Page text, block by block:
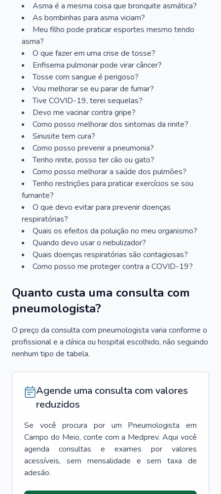
Asma é a mesma coisa que bronquite asmática?
As bombinhas para asma viciam?
Meu filho pode praticar esportes mesmo tendo
asma?
O que fazer em uma crise de tosse?
Enfisema pulmonar pode virar câncer?
Tosse com sangue é perigoso?
Vou melhorar se eu parar de fumar?
Tive COVID-19, terei sequelas?
Devo me vacinar contra gripe?
Como posso melhorar dos sintomas da rinite?
Sinusite tem cura?
Como posso prevenir a pneumonia?
Tenho rinite, posso ter cão ou gato?
Como posso melhorar a saúde dos pulmões?
Tenho restrições para praticar exercícios se sou
fumante?
O que devo evitar para prevenir doenças
respiratórias?
Quais os efeitos da poluição no meu organismo?
Quando devo usar o nebulizador?
Quais doenças respiratórias são contagiosas?
Como posso me proteger contra a COVID-19?
Quanto custa uma consulta com
pneumologista?
O preço da consulta com pneumologista varia conforme o
profissional e a clínica ou hospital escolhido, não seguindo
nenhum tipo de tabela.
Agende uma consulta com valores
reduzidos
Se você procura por um Pneumologista
em
Campo do Meio, conte com a Medprev. Aqui você
agenda consultas e exames por valores
acessíveis, sem mensalidade e sem taxa de
adesão.